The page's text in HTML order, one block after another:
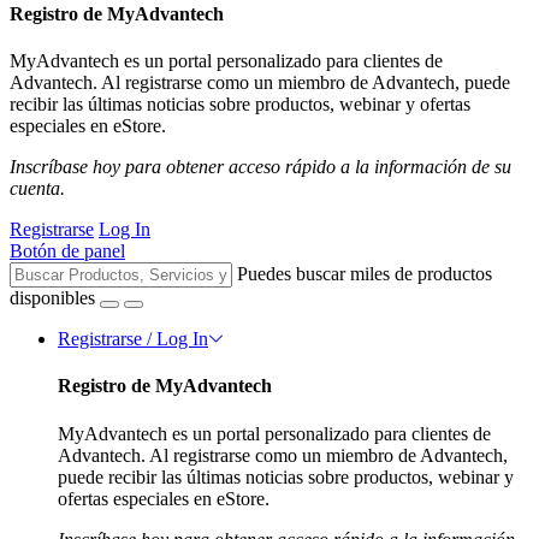
Registro de MyAdvantech
MyAdvantech es un portal personalizado para clientes de
Advantech. Al registrarse como un miembro de Advantech, puede
recibir las últimas noticias sobre productos, webinar y ofertas
especiales en eStore.
Inscríbase hoy para obtener acceso rápido a la información de su
cuenta.
Registrarse Log In
Botón de panel
Puedes buscar miles de productos
disponibles
Registrarse / Log In
Registro de MyAdvantech
MyAdvantech es un portal personalizado para clientes de
Advantech. Al registrarse como un miembro de Advantech,
puede recibir las últimas noticias sobre productos, webinar y
ofertas especiales en eStore.